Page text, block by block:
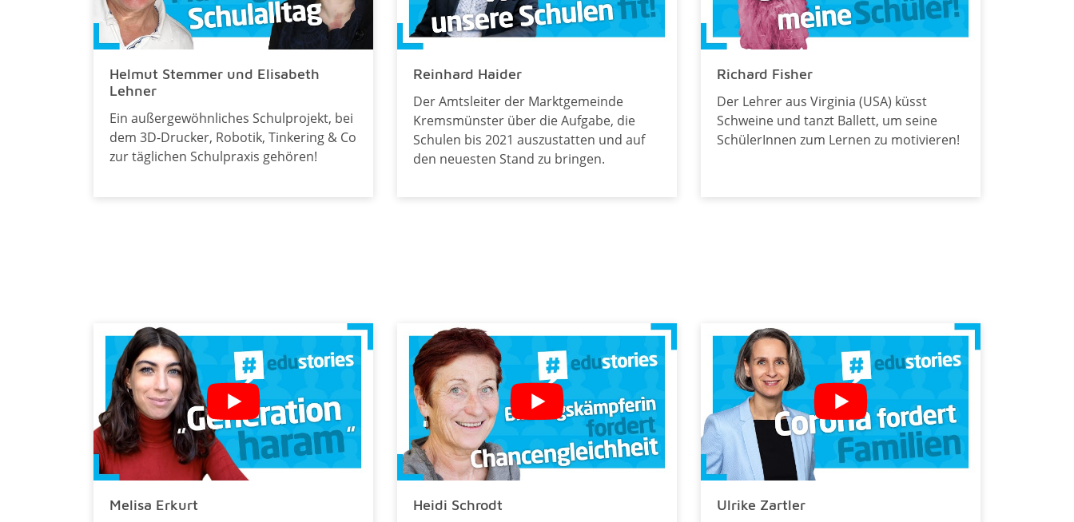
Helmut Stemmer und Elisabeth
Lehner
Ein außergewöhnliches Schulprojekt, bei
dem 3D-Drucker, Robotik, Tinkering & Co
zur täglichen Schulpraxis gehören!
Reinhard Haider
Der Amtsleiter der Marktgemeinde
Kremsmünster über die Aufgabe, die
Schulen bis 2021 auszustatten und auf
den neuesten Stand zu bringen.
Richard Fisher
Der Lehrer aus Virginia (USA) küsst
Schweine und tanzt Ballett, um seine
SchülerInnen zum Lernen zu motivieren!
Melisa Erkurt Heidi Schrodt Ulrike Zartler